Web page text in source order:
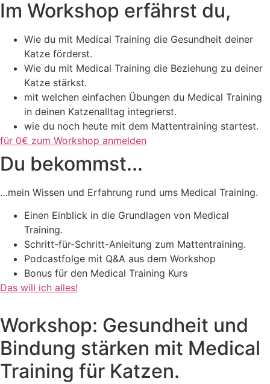
Im Workshop erfährst du,
Wie du mit Medical Training die Gesundheit deiner
Katze förderst.
Wie du mit Medical Training die Beziehung zu deiner
Katze stärkst.
mit welchen einfachen Übungen du Medical Training
in deinen Katzenalltag integrierst.
wie du noch heute mit dem Mattentraining startest.
für 0€ zum Workshop anmelden
Du bekommst...
…mein Wissen und Erfahrung rund ums Medical Training.
Einen Einblick in die Grundlagen von Medical
Training.
Schritt-für-Schritt-Anleitung zum Mattentraining.
Podcastfolge mit Q&A aus dem Workshop
Bonus für den Medical Training Kurs
Das will ich alles!
Workshop: Gesundheit und
Bindung stärken mit Medical
Training für Katzen.